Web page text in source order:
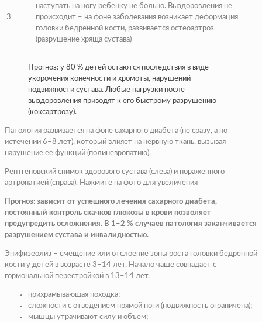
3
наступать на ногу ребенку не больно. Выздоровления не
происходит – на фоне заболевания возникает деформация
головки бедренной кости, развивается остеоартроз
(разрушение хряща сустава)
Прогноз: у 80 % детей остаются последствия в виде
укорочения конечности и хромоты, нарушений
подвижности сустава. Любые нагрузки после
выздоровления приводят к его быстрому разрушению
(коксартрозу).
Патология развивается на фоне сахарного диабета (не сразу, а по
истечении 6–8 лет), который влияет на нервную ткань, вызывая
нарушение ее функций (полиневропатию).
Рентгеновский снимок здорового сустава (слева) и пораженного
артропатией (справа). Нажмите на фото для увеличения
Прогноз: зависит от успешного лечения сахарного диабета,
постоянный контроль скачков глюкозы в крови позволяет
предупредить осложнения. В 1–2 % случаев патология заканчивается
разрушением сустава и инвалидностью.
Эпифизеолиз – смещение или отслоение зоны роста головки бедренной
кости у детей в возрасте 3–14 лет. Начало чаще совпадает с
гормональной перестройкой в 13–14 лет.
прихрамывающая походка;
сложности с отведением прямой ноги (подвижность ограничена);
мышцы утрачивают силу и объем;